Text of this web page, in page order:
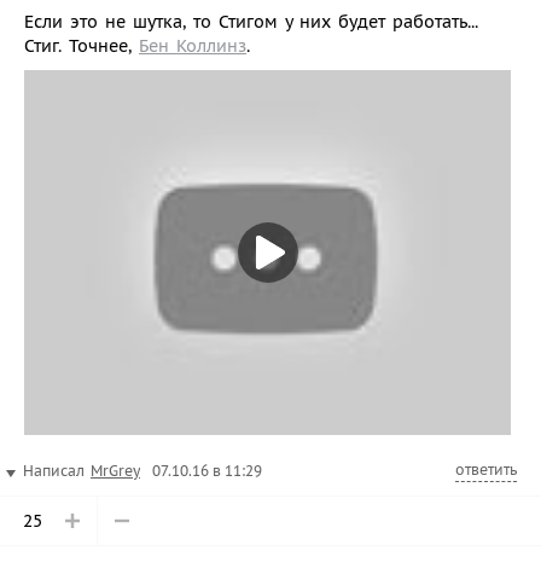
Если это не шутка, то Стигом у них будет работать...
Стиг. Точнее, Бен Коллинз.
Написал MrGrey 07.10.16 в 11:29 ответить
25